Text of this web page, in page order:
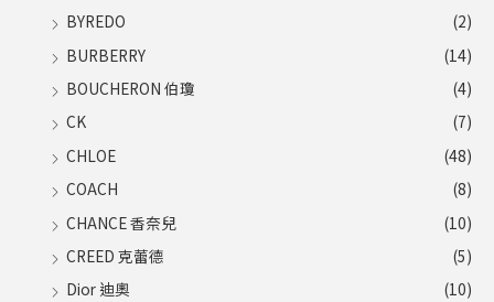
BYREDO
(2)
BURBERRY
(14)
BOUCHERON 伯瓊
(4)
CK
(7)
CHLOE
(48)
COACH
(8)
CHANCE 香奈兒
(10)
CREED 克蕾德
(5)
Dior 迪奧
(10)